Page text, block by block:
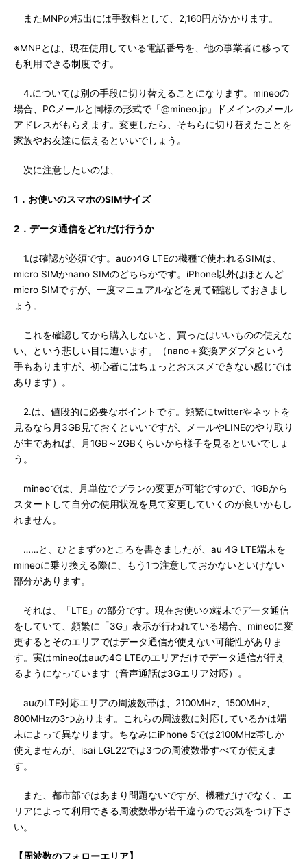
またMNPの転出には手数料として、2,160円がかかります。
※MNPとは、現在使用している電話番号を、他の事業者に移って
も利用できる制度です。
4.については別の手段に切り替えることになります。mineoの
場合、PCメールと同様の形式で「@mineo.jp」ドメインのメール
アドレスがもらえます。変更したら、そちらに切り替えたことを
家族やお友達に伝えるといいでしょう。
次に注意したいのは、
1．お使いのスマホのSIMサイズ
2．データ通信をどれだけ行うか
1.は確認が必須です。auの4G LTEの機種で使われるSIMは、
micro SIMかnano SIMのどちらかです。iPhone以外はほとんど
micro SIMですが、一度マニュアルなどを見て確認しておきまし
ょう。
これを確認してから購入しないと、買ったはいいものの使えな
い、という悲しい目に遭います。（nano＋変換アダプタという
手もありますが、初心者にはちょっとおススメできない感じでは
あります）。
2.は、値段的に必要なポイントです。頻繁にtwitterやネットを
見るなら月3GB見ておくといいですが、メールやLINEのやり取り
が主であれば、月1GB～2GBくらいから様子を見るといいでしょ
う。
mineoでは、月単位でプランの変更が可能ですので、1GBから
スタートして自分の使用状況を見て変更していくのが良いかもし
れません。
……と、ひとまずのところを書きましたが、au 4G LTE端末を
mineoに乗り換える際に、もう1つ注意しておかないといけない
部分があります。
それは、「LTE」の部分です。現在お使いの端末でデータ通信
をしていて、頻繁に「3G」表示が行われている場合、mineoに変
更するとそのエリアではデータ通信が使えない可能性がありま
す。実はmineoはauの4G LTEのエリアだけでデータ通信が行え
るようになっています（音声通話は3Gエリア対応）。
auのLTE対応エリアの周波数帯は、2100MHz、1500MHz、
800MHzの3つあります。これらの周波数に対応しているかは端
末によって異なります。ちなみにiPhone 5では2100MHz帯しか
使えませんが、isai LGL22では3つの周波数帯すべてが使えま
す。
また、都市部ではあまり問題ないですが、機種だけでなく、エ
リアによって利用できる周波数帯が若干違うのでお気をつけ下さ
い。
【周波数のフォローエリア】